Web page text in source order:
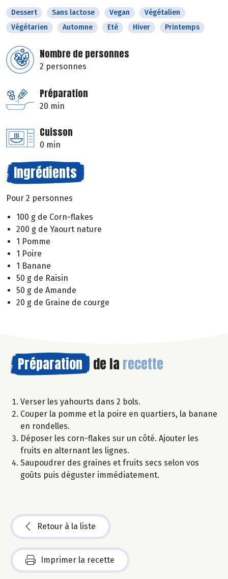
Dessert Sans lactose Vegan
Végétalien
Végétarien
Automne Eté Hiver Printemps
Nombre de personnes
2 personnes
Préparation
20 min
Cuisson
0 min
Ingrédients
Pour 2 personnes
100 g de Corn-flakes
200 g de Yaourt nature
1 Pomme
1 Poire
1 Banane
50 g de Raisin
50 g de Amande
20 g de Graine de courge
Préparation de la recette
Verser les yahourts dans 2 bols.
Couper la pomme et la poire en quartiers, la banane
en rondelles.
Déposer les corn-flakes sur un côté. Ajouter les
fruits en alternant les lignes.
Saupoudrer des graines et fruits secs selon vos
goûts puis déguster immédiatement.
Retour à la liste
Imprimer la recette